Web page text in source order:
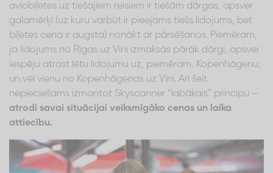
aviobiļetes uz tiešajiem reisiem ir tiešām dārgas, apsver
galamērķī (uz kuru varbūt ir pieejams tiešs lidojums, bet
biļetes cena ir augsta) nonākt ar pārsēšanos. Piemēram,
ja lidojums no Rīgas uz Vīni izmaksās pārāk dārgi, apsver
iespēju atrast lētu lidojumu uz, piemēram, Kopenhāgenu,
un vēl vienu no Kopenhāgenas uz Vīni. Arī šeit
nepieciešams izmantot Skyscanner “labākais” principu –
atrodi savai situācijai veiksmīgāko cenas un laika
attiecību.